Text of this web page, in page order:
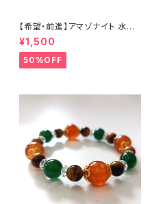
【希望・前進】アマゾナイト 水晶
（石サイズ:3×6mm）内径15cm
¥1,500
50%OFF